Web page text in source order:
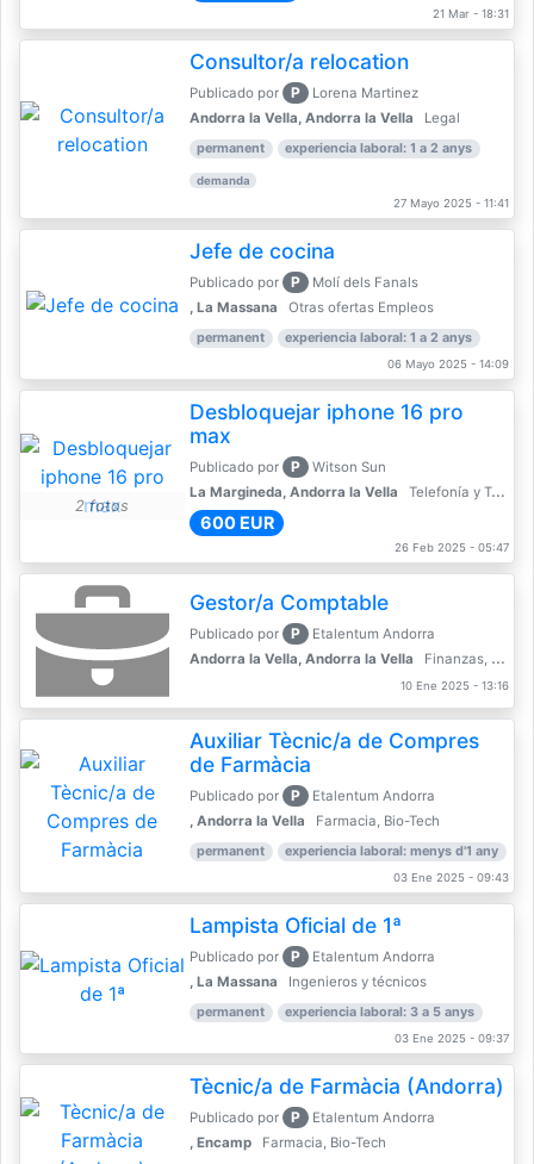
21 Mar - 18:31
Consultor/a relocation
Publicado por P
Lorena Martinez
Andorra la Vella, Andorra la Vella
Legal
permanent experiencia laboral: 1 a 2 anys
demanda
27 Mayo 2025 - 11:41
Jefe de cocina
Publicado por P
Molí dels Fanals
, La Massana
Otras ofertas Empleos
permanent experiencia laboral: 1 a 2 anys
06 Mayo 2025 - 14:09
2 fotos
Desbloquejar iphone 16 pro
max
Publicado por P
Witson Sun
La Margineda, Andorra la Vella
Telefonía y Telecomunicaciones
600 EUR
26 Feb 2025 - 05:47
Gestor/a Comptable
Publicado por P
Etalentum Andorra
Andorra la Vella, Andorra la Vella
Finanzas, Contabilidad, Banca
10 Ene 2025 - 13:16
Auxiliar Tècnic/a de Compres
de Farmàcia
Publicado por P
Etalentum Andorra
, Andorra la Vella
Farmacia, Bio-Tech
permanent experiencia laboral: menys d'1 any
03 Ene 2025 - 09:43
Lampista Oficial de 1ª
Publicado por P
Etalentum Andorra
, La Massana
Ingenieros y técnicos
permanent experiencia laboral: 3 a 5 anys
03 Ene 2025 - 09:37
Tècnic/a de Farmàcia (Andorra)
Publicado por P
Etalentum Andorra
, Encamp
Farmacia, Bio-Tech